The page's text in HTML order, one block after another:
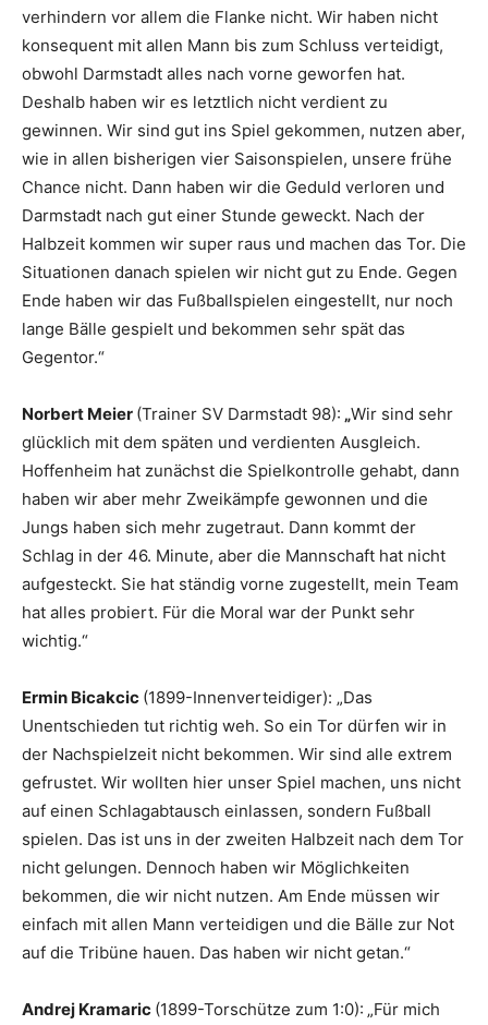
verhindern vor allem die Flanke nicht. Wir haben nicht
konsequent mit allen Mann bis zum Schluss verteidigt,
obwohl Darmstadt alles nach vorne geworfen hat.
Deshalb haben wir es letztlich nicht verdient zu
gewinnen. Wir sind gut ins Spiel gekommen, nutzen aber,
wie in allen bisherigen vier Saisonspielen, unsere frühe
Chance nicht. Dann haben wir die Geduld verloren und
Darmstadt nach gut einer Stunde geweckt. Nach der
Halbzeit kommen wir super raus und machen das Tor. Die
Situationen danach spielen wir nicht gut zu Ende. Gegen
Ende haben wir das Fußballspielen eingestellt, nur noch
lange Bälle gespielt und bekommen sehr spät das
Gegentor.“
Norbert Meier (Trainer SV Darmstadt 98): „Wir sind sehr
glücklich mit dem späten und verdienten Ausgleich.
Hoffenheim hat zunächst die Spielkontrolle gehabt, dann
haben wir aber mehr Zweikämpfe gewonnen und die
Jungs haben sich mehr zugetraut. Dann kommt der
Schlag in der 46. Minute, aber die Mannschaft hat nicht
aufgesteckt. Sie hat ständig vorne zugestellt, mein Team
hat alles probiert. Für die Moral war der Punkt sehr
wichtig.“
Ermin Bicakcic (1899-Innenverteidiger): „Das
Unentschieden tut richtig weh. So ein Tor dürfen wir in
der Nachspielzeit nicht bekommen. Wir sind alle extrem
gefrustet. Wir wollten hier unser Spiel machen, uns nicht
auf einen Schlagabtausch einlassen, sondern Fußball
spielen. Das ist uns in der zweiten Halbzeit nach dem Tor
nicht gelungen. Dennoch haben wir Möglichkeiten
bekommen, die wir nicht nutzen. Am Ende müssen wir
einfach mit allen Mann verteidigen und die Bälle zur Not
auf die Tribüne hauen. Das haben wir nicht getan.“
Andrej Kramaric (1899-Torschütze zum 1:0): „Für mich